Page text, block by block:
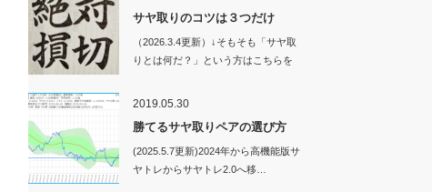
サヤ取りのコツは３つだけ
（2026.3.4更新）↓そもそも「サヤ取
りとは何だ？」という方はこちらを
2019.05.30
勝てるサヤ取りペアの選び方
(2025.5.7更新)2024年から高機能版サ
ヤトレからサヤトレ2.0へ移…